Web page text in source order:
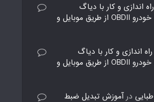
راه اندازی و کار با دیاگ
ELM327 خودرو OBDII از طریق موبایل و
راه اندازی و کار با دیاگ
ELM327 خودرو OBDII از طریق موبایل و
درآموزش تبدیل ضبط